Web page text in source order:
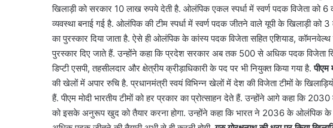
खिलाड़ी को सरकार 10 लाख रुपये देती है. ओलंपिक एकल स्पर्धा में स्वर्ण पदक विजेता को
व्यवस्था बनाई गई है. ओलंपिक की टीम स्पर्धा में स्वर्ण पदक जीतने वाले यूपी के खिलाड़ी
का पुरस्कार दिया जाता है. ऐसे ही ओलंपिक के कांस्य पदक विजेता सहित एशियाड,
पुरस्कार दिए जाते हैं. उन्होंने कहा कि प्रदेश सरकार अब तक 500 से अधिक पदक विजेता
डिप्टी एसपी, तहसीलदार और क्षेत्रीय क्रीड़ाधिकारी के पद पर भी नियुक्त किया गया है.पीएम
की खेलों में अपार रुचि है. प्रधानमंत्री स्वयं विभिन्न खेलों में देश की विजेता टीमों के
हैं. पीएम मोदी भारतीय टीमों को हर प्रकार का प्रोत्साहन देते हैं. उन्होंने आगे कहा कि
को इसके अनुरूप खुद को तैयार करना होगा. उन्होंने कहा कि भारत ने 2036 के ओलंपिक
भारत
का
नया